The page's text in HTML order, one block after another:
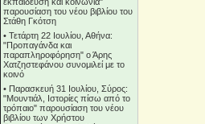
παρουσίαση του νέου βιβλίου του
Στάθη Γκότση
• Τετάρτη 22 Ιουλίου, Αθήνα:
"Προπαγάνδα και
παραπληροφόρηση" ο Άρης
Χατζηστεφάνου συνομιλεί με το
κοινό
• Παρασκευή 31 Ιουλίου, Σύρος:
"Μουντιάλ, Ιστορίες πίσω από το
τρόπαιο" παρουσίαση του νέου
βιβλίου των Χρήστου